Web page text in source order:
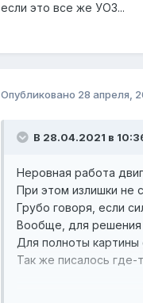
если это все же УОЗ...
Опубликовано 28 апреля,
В 28.04.2021 в
Неровная работа
При этом излишки не
Грубо говоря, если
Вообще, для решения
Для полноты картины
Так же писалось где-